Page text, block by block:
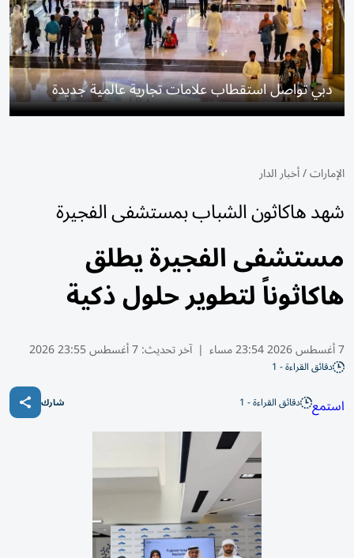
دبي تواصل استقطاب علامات تجارية عالمية جديدة
الإمارات/أخبار الدار
شهد هاكاثون الشباب بمستشفى الفجيرة
مستشفى الفجيرة يطلق
هاكاثوناً لتطوير حلول ذكية
7 أغسطس 2026 23:54 مساء | آخر تحديث:7 أغسطس 23:55 2026
دقائق القراءة - 1
استمع دقائق القراءة - 1 شارك